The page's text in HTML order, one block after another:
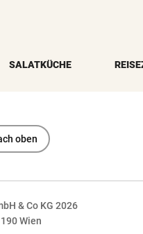
SALATKÜCHE
oben
& Co KG 2026
Wien